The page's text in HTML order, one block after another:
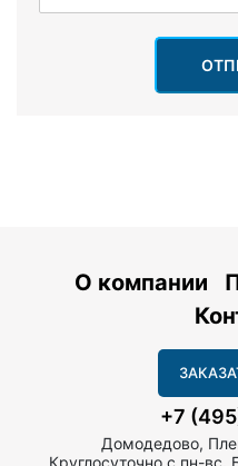
О компании
+7
Домодедово,
Круглосуточно с пн-